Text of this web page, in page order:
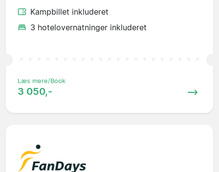
Kampbillet inkluderet
3 hotelovernatninger inkluderet
Læs mere/Book
3 050,-